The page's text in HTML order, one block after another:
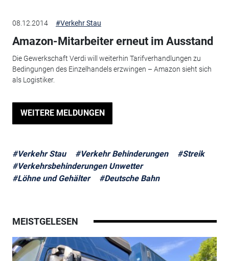
08.12.2014 #Verkehr Stau
Amazon-Mitarbeiter erneut im Ausstand
Die Gewerkschaft Verdi will weiterhin Tarifverhandlungen zu
Bedingungen des Einzelhandels erzwingen – Amazon sieht sich
als Logistiker.
WEITERE MELDUNGEN
#Verkehr Stau #Verkehr Behinderungen
#Streik
#Verkehrsbehinderungen Unwetter
#Löhne und Gehälter
#Deutsche Bahn
MEISTGELESEN